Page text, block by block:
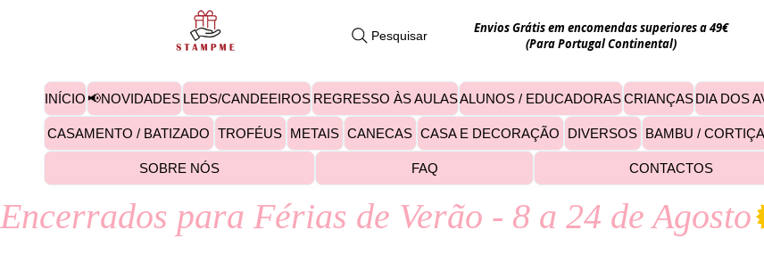
Pesquisar
Envios Grátis em encomendas superiores a 49€
(Para Portugal Continental)
INÍCIO 📢NOVIDADES LEDS/CANDEEIROS REGRESSO ÀS AULASALUNOS / EDUCADORASCRIANÇASDIA DOS
CASAMENTO / BATIZADO TROFÉUS METAIS CANECAS CASA E DECORAÇÃO DIVERSOS BAMBU / CORTIÇA
SOBRE NÓS FAQ CONTACTOS
Encerrados para Férias de Verão - 8 a 24 de Agosto